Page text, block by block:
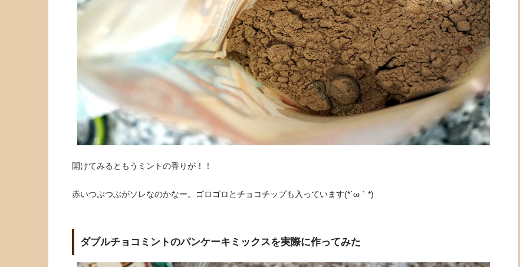
開けてみるともうミントの香りが！！
赤いつぶつぶがソレなのかなー。ゴロゴロとチョコチップも入っています(*´ω｀*)
ダブルチョコミントのパンケーキミックスを実際に作ってみた